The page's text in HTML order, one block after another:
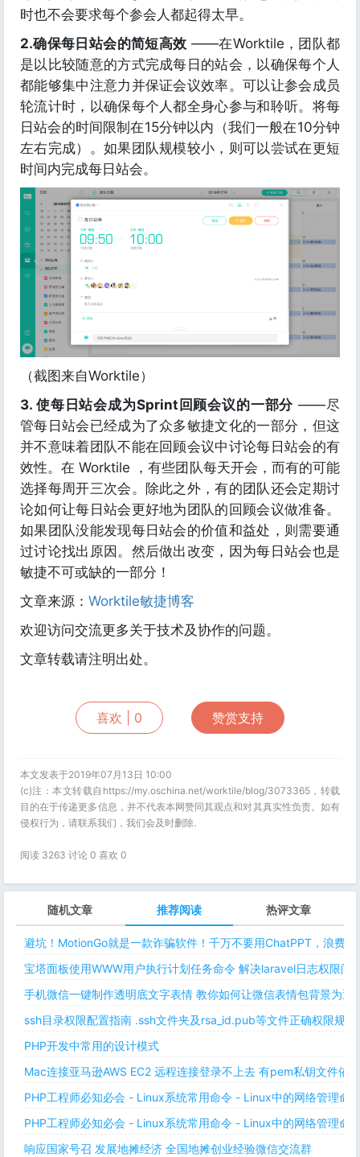
时也不会要求每个参会人都起得太早。
2.确保每日站会的简短高效 ——在Worktile，团队都
是以比较随意的方式完成每日的站会，以确保每个人
都能够集中注意力并保证会议效率。可以让参会成员
轮流计时，以确保每个人都全身心参与和聆听。将每
日站会的时间限制在15分钟以内（我们一般在10分钟
左右完成）。如果团队规模较小，则可以尝试在更短
时间内完成每日站会。
（截图来自Worktile）
3. 使每日站会成为Sprint回顾会议的一部分 ——尽
管每日站会已经成为了众多敏捷文化的一部分，但这
并不意味着团队不能在回顾会议中讨论每日站会的有
效性。在 Worktile ，有些团队每天开会，而有的可能
选择每周开三次会。除此之外，有的团队还会定期讨
论如何让每日站会更好地为团队的回顾会议做准备。
如果团队没能发现每日站会的价值和益处，则需要通
过讨论找出原因。然后做出改变，因为每日站会也是
敏捷不可或缺的一部分！
文章来源： Worktile敏捷博客
欢迎访问交流更多关于技术及协作的问题。
文章转载请注明出处。
喜欢 | 0 赞赏支持
本文发表于2019年07月13日 10:00
(c)注：本文转载自https://my.oschina.net/worktile/blog/3073365，转载
目的在于传递更多信息，并不代表本网赞同其观点和对其真实性负责。如有
侵权行为，请联系我们，我们会及时删除.
阅读 3263 讨论 0 喜欢 0
随机文章 推荐阅读 热评文章
避坑！MotionGo就是一款诈骗软件！千万不要用ChatPPT，浪费时
宝塔面板使用WWW用户执行计划任务命令 解决laravel日志权限问
手机微信一键制作透明底文字表情 教你如何让微信表情包背景为
ssh目录权限配置指南 .ssh文件夹及rsa_id.pub等文件正确权限规则
PHP开发中常用的设计模式
Mac连接亚马逊AWS EC2 远程连接登录不上去 有pem私钥文件依
PHP工程师必知必会 - Linux系统常用命令 - Linux中的网络管理命
PHP工程师必知必会 - Linux系统常用命令 - Linux中的网络管理命
响应国家号召 发展地摊经济 全国地摊创业经验微信交流群